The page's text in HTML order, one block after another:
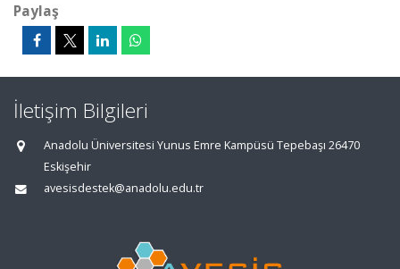
Paylaş
İletişim Bilgileri
Anadolu Üniversitesi Yunus Emre Kampüsü Tepebaşı 26470
Eskişehir
avesisdestek@anadolu.edu.tr